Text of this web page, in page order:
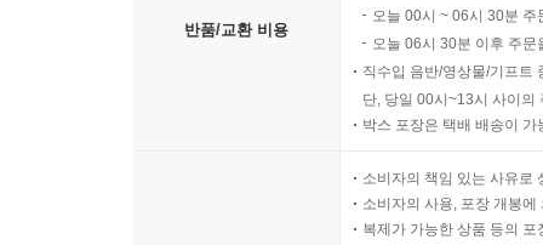
반품/교환 비용
오늘 00시 ~ 06시 30분
오늘 06시 30분 이후 주
직수입 음반/영상물/기프트
단, 당일 00시~13시 사이의
박스 포장은 택배 배송이
소비자의 책임 있는 사유로
소비자의 사용, 포장 개봉
복제가 가능한 상품 등의